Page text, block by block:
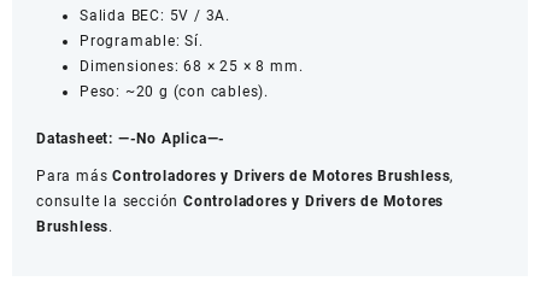
Salida BEC: 5V / 3A.
Programable: Sí.
Dimensiones: 68 × 25 × 8 mm.
Peso: ~20 g (con cables).
Datasheet: —-No Aplica—-
Para másControladores y Drivers de Motores Brushless,
consulte la secciónControladores y Drivers de Motores
Brushless.